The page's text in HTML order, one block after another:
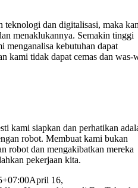
teknologi dan digitalisasi, maka
menaklukannya. Semakin tinggi
menganalisa kebutuhan dapat
kami tidak dapat cemas dan was-
kami siapkan dan perhatikan
robot. Membuat kami bukan
robot dan mengakibatkan mereka
pekerjaan kita.
April 16,